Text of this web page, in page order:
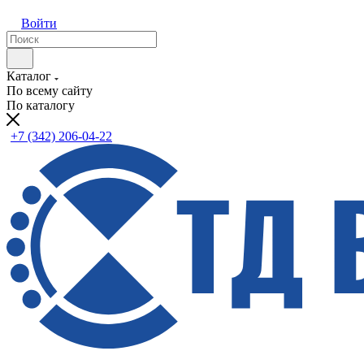
Войти
Каталог
По всему сайту
По каталогу
+7 (342) 206-04-22